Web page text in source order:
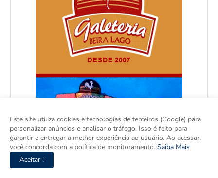
Este site utiliza cookies e tecnologias de terceiros (Google) para
personalizar anúncios e analisar o tráfego. Isso é feito para
garantir e entregar a melhor experiência ao usuário. Ao acessar,
você concorda com a política de monitoramento. Saiba Mais
Aceitar !